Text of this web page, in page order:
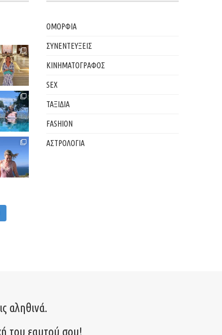
ΟΜΟΡΦΙΑ
ΣΥΝΕΝΤΕΥΞΕΙΣ
ΚΙΝΗΜΑΤΟΓΡΑΦΟΣ
SEX
ΤΑΞΙΔΙΑ
FASHION
ΑΣΤΡΟΛΟΓΙΑ
αληθινά.
του εαυτού σου!